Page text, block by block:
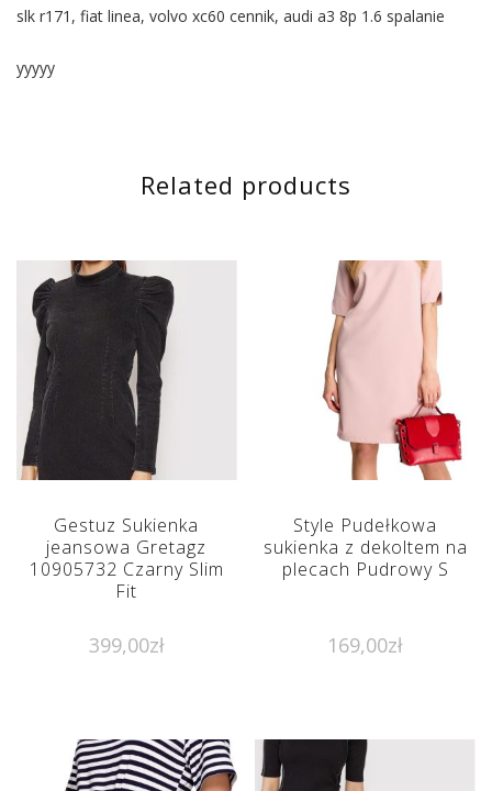
slk r171, fiat linea, volvo xc60 cennik, audi a3 8p 1.6 spalanie
yyyyy
Related products
Gestuz Sukienka
jeansowa Gretagz
10905732 Czarny Slim
Fit
399,00zł
Style Pudełkowa
sukienka z dekoltem na
plecach Pudrowy S
169,00zł